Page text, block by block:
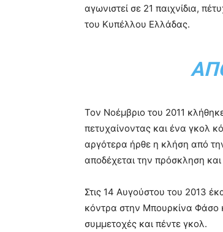
αγωνιστεί σε 21 παιχνίδια,
του Κυπέλλου Ελλάδας.
Τον Νοέμβριο του 2011
πετυχαίνοντας και ένα γκολ
αργότερα ήρθε η κλήση από
αποδέχεται την πρόσκληση
Στις 14 Αυγούστου του 2013
κόντρα στην Μπουρκίνα Φάσο
συμμετοχές και πέντε γκολ.